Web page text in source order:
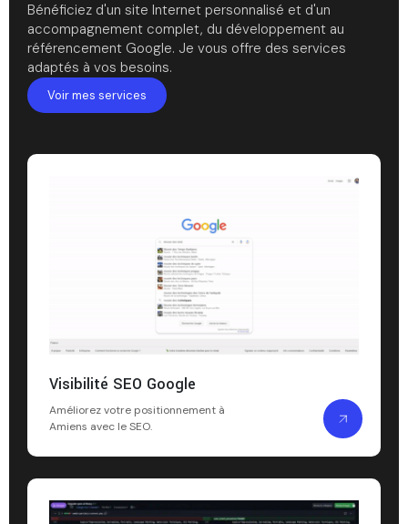
Bénéficiez d'un site Internet personnalisé et d'un
accompagnement complet, du développement au
référencement Google. Je vous offre des services
adaptés à vos besoins.
Voir mes services
Visibilité SEO Google
Améliorez votre positionnement à
Amiens avec le SEO.